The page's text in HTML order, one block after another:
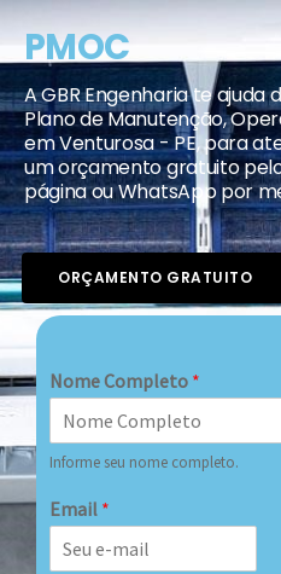
PMOC
A GBR Engenharia te
Plano de Manutenção,
em Venturosa - PE, para
um orçamento gratuito
página ou WhatsApp por
ORÇAMENTO GRATUITO
Nome Completo *
Informe seu nome completo.
Email *